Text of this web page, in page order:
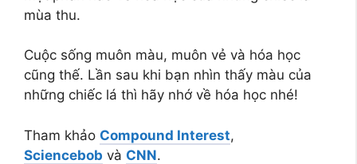
mùa thu.
Cuộc sống muôn màu, muôn vẻ và hóa học
cũng thế. Lần sau khi bạn nhìn thấy màu của
những chiếc lá thì hãy nhớ về hóa học nhé!
Tham khảo Compound Interest,
Sciencebob và CNN.